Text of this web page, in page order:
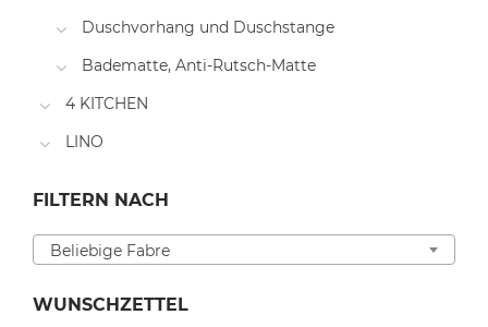
Duschvorhang und Duschstange
Badematte, Anti-Rutsch-Matte
4 KITCHEN
LINO
FILTERN NACH
Beliebige Fabre
WUNSCHZETTEL